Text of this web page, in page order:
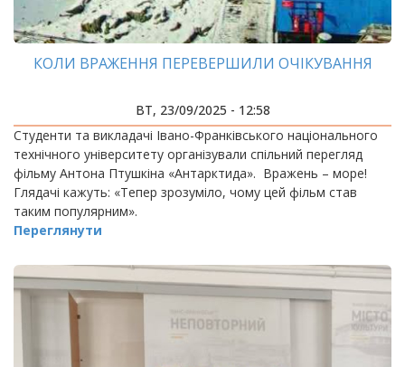
КОЛИ ВРАЖЕННЯ ПЕРЕВЕРШИЛИ ОЧІКУВАННЯ
ВТ, 23/09/2025 - 12:58
Студенти та викладачі Івано-Франківського національного
технічного університету організували спільний перегляд
фільму Антона Птушкіна «Антарктида». Вражень – море!
Глядачі кажуть: «Тепер зрозуміло, чому цей фільм став
таким популярним».
Переглянути